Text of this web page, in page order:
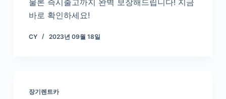
물론 즉시출고까지 완벽 보장해드립니다! 지금
바로 확인하세요!
CY 2023년 09월 18일
장기렌트카